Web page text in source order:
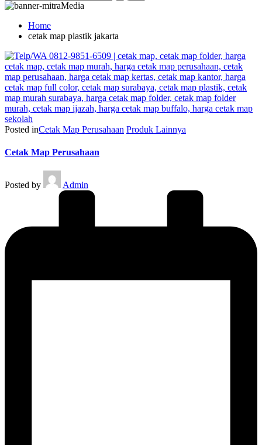
Home
cetak map plastik jakarta
Posted inCetak Map Perusahaan Produk Lainnya
Cetak Map Perusahaan
Posted by Admin